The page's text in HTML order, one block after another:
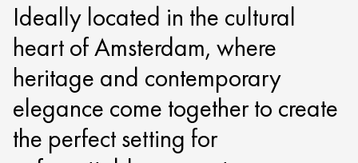
Ideally located in the cultural
heart of Amsterdam, where
heritage and contemporary
elegance come together to create
the perfect setting for